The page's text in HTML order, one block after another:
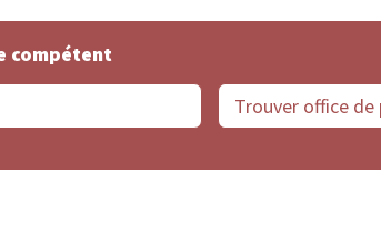
compétent